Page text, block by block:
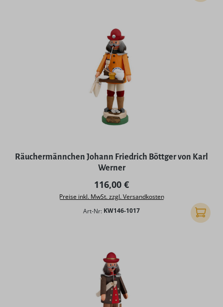
Räuchermännchen Johann Friedrich Böttger von Karl
Werner
Regulärer Preis:
116,00 €
Preise inkl. MwSt. zzgl. Versandkosten
Art-Nr: KW146-1017 In den